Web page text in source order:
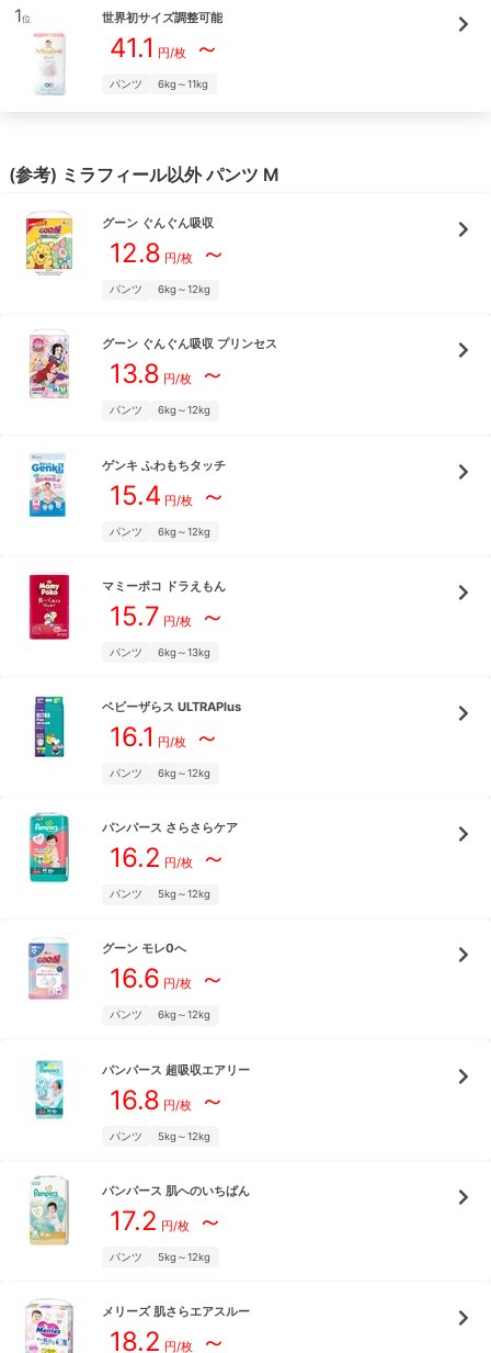
1位 世界初サイズ調整可能
41.1 円/枚～
パンツ 6kg～11kg
(参考) ミラフィール以外パンツ M
グーン ぐんぐん吸収
12.8 円/枚～
パンツ 6kg～12kg
グーン ぐんぐん吸収 プリンセス
13.8 円/枚～
パンツ 6kg～12kg
ゲンキ ふわもちタッチ
15.4 円/枚～
パンツ 6kg～12kg
マミーポコ ドラえもん
15.7 円/枚～
パンツ 6kg～13kg
ベビーザらス ULTRAPlus
16.1 円/枚～
パンツ 6kg～12kg
パンパース さらさらケア
16.2 円/枚～
パンツ 5kg～12kg
グーン モレ0へ
16.6 円/枚～
パンツ 6kg～12kg
パンパース 超吸収エアリー
16.8 円/枚～
パンツ 5kg～12kg
パンパース 肌へのいちばん
17.2 円/枚～
パンツ 5kg～12kg
メリーズ 肌さらエアスルー
18.2 円/枚～